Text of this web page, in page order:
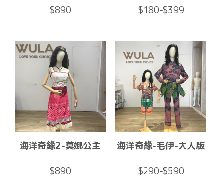
$890
$180-$399
海洋奇緣2-莫娜公主
$890
海洋奇緣-毛伊-大人版
$290-$590